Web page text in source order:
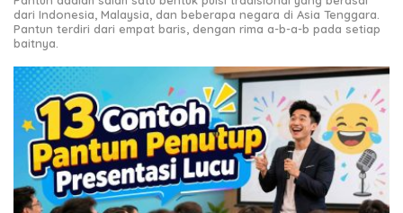
dari Indonesia, Malaysia, dan beberapa negara di Asia Tenggara.
Pantun terdiri dari empat baris, dengan rima a-b-a-b pada setiap
baitnya.